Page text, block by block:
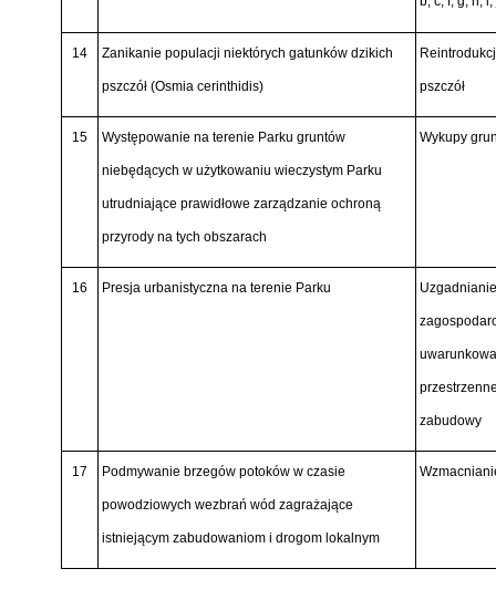
14 Zanikanie populacji niektórych gatunków dzikich
pszczół (Osmia cerinthidis) pszczół
15 Występowanie na terenie Parku gruntów
niebędących w użytkowaniu wieczystym Parku
utrudniające prawidłowe zarządzanie ochroną
przyrody na tych obszarach
Wykupy
16 Presja urbanistyczna na terenie Parku
zabudowy
17 Podmywanie brzegów potoków w czasie
powodziowych wezbrań wód zagrażające
istniejącym zabudowaniom i drogom lokalnym